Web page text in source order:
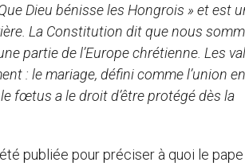
Dieu bénisse les Hongrois » et est
La Constitution dit que nous
partie de l’Europe chrétienne. Les
: le mariage, défini comme l’union
fœtus a le droit d’être protégé dès la
publiée pour préciser à quoi le